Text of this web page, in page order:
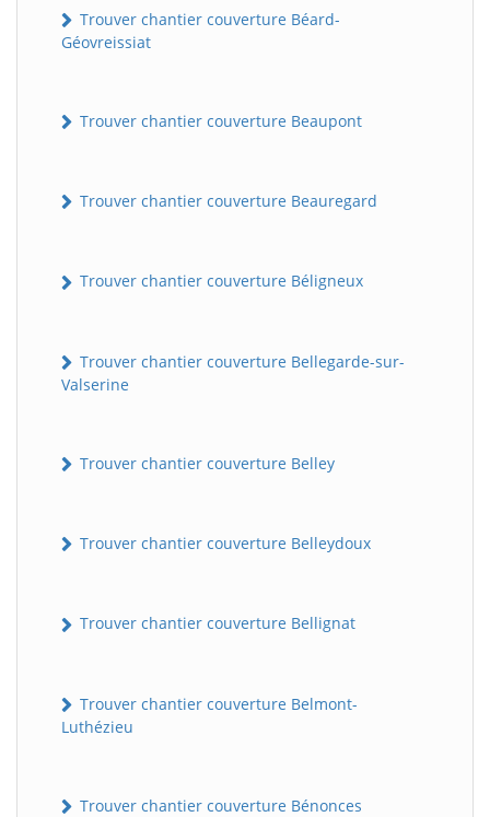
Trouver chantier couverture Béard-
Géovreissiat
Trouver chantier couverture Beaupont
Trouver chantier couverture Beauregard
Trouver chantier couverture Béligneux
Trouver chantier couverture Bellegarde-sur-
Valserine
Trouver chantier couverture Belley
Trouver chantier couverture Belleydoux
Trouver chantier couverture Bellignat
Trouver chantier couverture Belmont-
Luthézieu
Trouver chantier couverture Bénonces